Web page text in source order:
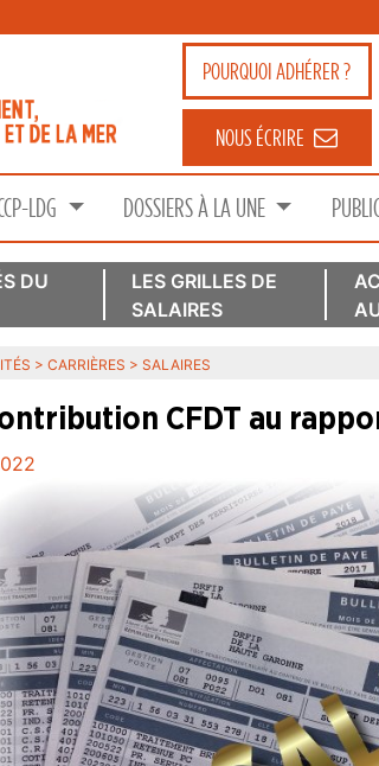
POURQUOIADHÉRER ?
NOUS ÉCRIRE
LDG DOSSIERS À LA UNE
DU
LES GRILLES DE
SALAIRES
> CARRIÈRES > SALAIRES
CFDT au